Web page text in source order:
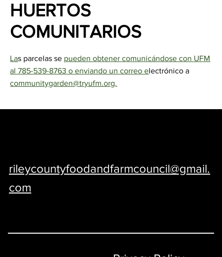
HUERTOS
COMUNITARIOS
Las parcelas se pueden obtener comunicándose con UFM
al 785-539-8763 o enviando un correo electrónico a
communitygarden@tryufm.org.
rileycountyfoodandfarmcouncil@gmail.
com